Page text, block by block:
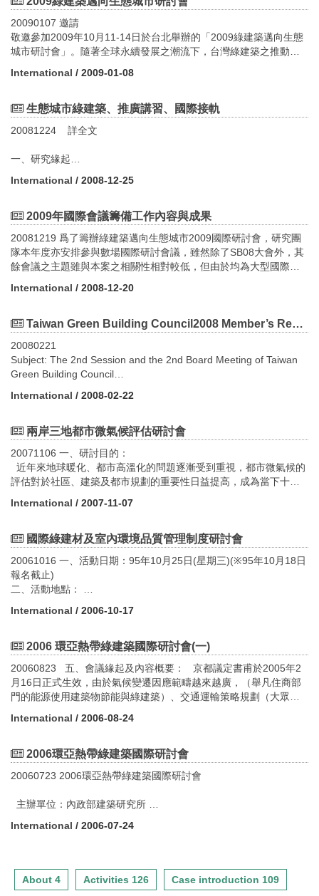
義大利成為歐洲第一個使用美國綠建築協會LEED評鑑制度的國
家。
http://www.edie.net/news/news_story.a ...
+green+building+standards
化和藝術的良好休閒環境，並整合現有的鶯歌陶瓷博物館、鶯歌老
街、三峽老街、鶯歌美麗核心家園徒步區、三鶯新生地景觀工程及
「三鶯藝術村」，擬以一種符合永續發展、綠建築和富有彈性的設
http://61.222.185.194/?FID=14&CID=101648
4.紐約第一高樓─帝國大廈，也將成為綠建築
http://content.usatoday.com/communiti ... ers-get-green-
retrofits/1
5. 邱鏡淳：竹縣將啟動綠色革命(99.5.25)
冰島火山大爆發、北二高發生走山事故，大自然正在反撲，有高達
低碳城市，並積極與工研院、清大、交大合作，爭取中央補助，配
合建國100年，規畫國際綠能智慧園區，從新竹縣開始啟動綠色革
命。
http://news.chinatimes.com/CMoney/News/News-Page-
臨時性小花園，可減少汙染、敦親睦鄰又美化景觀，業者覺得很值
得。
http://udn.com/NEWS/DOMESTIC/DOM4/5561499.shtml
4. 推綠建築 帶動資通訊成長
政府擬投入23億元經費，帶動54.04億投資，使整體綠建材每年產值
http://news.chinatimes.com/politics/
5. 民國99台灣久久-起厝一百年 環境的記憶 謙卑綠建築把厝還給大
台灣起厝一百年，歷經政治劇變、經濟崛起、文化交融、社會結構
翻新，住居環境已截然不同；然而，近年最熱門的趨勢，更直接回
http://news.chinatimes.com/focus/
6. 營建研究院發表「營建物價綠建材專刊」
「台灣營建研究院」今天發表「營建物價綠建材專刊」，由於目前
合理標準，導致相同的營建綠建材項目在不同單位的報價不盡相
http://news.chinatimes.com/CMoney/News/News-Page-
content/0,4993,130507+132010043001671,00.html
評估指標及建築技術等進行研討，冀期強化環境規劃專業者與公部
門政策執行者對於都市熱島退燒意識及觀念，進而提昇臺北市都市
生活環境品質，實現都市永續發展之目標。
透過財團法人台灣建築中心的協助，邀請加州柏克萊大學勞倫斯柏
研究團隊主持人Hashem Akbari教授、國際能源研究團隊主持人Tim,
Xu教授、日本東北大學(Tohoku University) Akashi Mochida教授以
及香港中文大學建築系鄒經宇教授等四位專家學者來台，演講介紹
學研各界先進互相交流心得成果，會中安排有大會專題演講
特地形限制、面臨之課題、都市熱島退燒技術、策略及臺北市都市
未來都市計畫之土地使用與改善都市熱島現況之決策參考。
現場提供英、日文口譯，讓與會人士與演講者易於相互交流。
二、指導單位
內政部營建署
臺北市政府
臺北市政府都市發展局
四、執行單位
財團法人台灣建築中心
黃文生經理 電話：(02)8667-6398分機118 E-mail：
李思賢工程師 電話：(02)8667-6398分機123 E-mail：
shien@tabc.org.tw
五、協辦單位
台北科技大學、成功大學、中華民國建築學會、中華民國建築師公
會全國聯合會、台灣冷凍空調學會、中華民國冷凍空調技師公會全
六、研討會時間
98年7月4日(星期六)
台大醫院國際會議中心401會議廳(臺北市中正區徐州路2號)
八、報名方式及預定報名名額
透過台灣建築中心研討會報名系統統一報名。完成報名登錄後，若
因故需取消報名者，敬請來電告知；電話：(02)8667-6398分機
123（李工程師）/118（黃經理）。
※報名網址為
http://www.cabc.org.tw/class/application/main.asp。
報名名額180人。
20090107 邀請
敬邀參加2009年10月11-14日於台北舉辦的「2009綠建築邁向生態
城市研討會」。隨著全球永續發展之潮流下，台灣綠建築之推動與
間-「安全、效率、舒適、便利」之跨領域需求，現階段台灣已建立
各國產、官、學界之表者與會分享因地制宜之「在地經驗」，並以
成果，提供作為環熱帶圈國家之永續環境教育基地及優良範例。期
待與各界人士的踴躍參與，相信研討會的成果將因各位更加豐碩。
研討會議題
研討會議題包括目前綠建築與生態城市相關的研究、發展議題、應
用方式、案例研究以及策略評估，分別如下︰
1.綠建築政策與方針
2.建築節能
4.建築減廢
6. 評估系統和工具
7. 生態技術與規劃理論
8. 教育訓練和執行策略
9. 永續都市再生與更新
10. 生態城市與其他相關議題 徵搞須知
摘要以不超過300個字為原則。
請於2009年3月15日前寄至會議執行助理廖霖梅小姐，郵件信箱：
gbtec.liao@gmail.com。 聯繫方式
關於會議資訊www.taiwangbc.org.tw
或聯繫廖霖梅小姐
傳真︰ +886 2 27376721
International / 2009-01-08
生態城市綠建築、推廣講習、國際接軌
20081224 詳全文
一、研究緣起
凡，已使台灣成為國際間執行永續建築政策的優等生，並且在國際
著UNEP、iiSBE、WGBC及CIB等國際組織，近年來陸續舉辦相關的
之觀念推廣、知識宣導及成果展示，更有效地進一步加以整合；96
年11月，由產、官、學、研組團參加WGBC位於美國芝加哥所舉辦
的年會中，以『Taiwan Goes Green』為主題發表3篇文章，更為台
灣創造特有之競爭力優勢，使國內的綠建築研究成果，進ㄧ步展現
綠建築繼續茁壯發展，且擴大至生態社區或生態城市，以達成國土
永續之目標，無論是對外國際接軌的工作，或是『生態城市綠建築
推動方案』之執行重點，相關工作均需持續辦理，故研擬本專案計
畫。 二、研究方法及過程
建築講習會，並為明年即將到來之國際研討會，進行辦理各項籌備
展協會之網站內容更新等，更將於98年於台灣持續舉辦針對以環亞
熱帶圈環境議題之國際研討會（Green Building Toward Eco-City
2009），並將積極邀請各國產、官、學界代表者（尤其為發展中或
環熱帶區之國家）與會分享其因地制宜之「在地經驗」，並以「在
地行動」展示台灣綠建築、生態社區發展之推動情形，及民間產業
界的研發、生產成果，強化全球分工之角色，突顯在地性、主體性
三、重要發現
1.經本研究充實既有網站平台與更新其架構與頁面後，除加強英文
介紹網頁、促進國際間之交流，充分利用網站無遠弗屆及即時之溝
通能力。
可使國外學者專家及一般人士了解台灣綠建築發展現況與需求，並
之預期目標。
3.本計畫辦理2008「生態城市綠建築講習會」，進行生態城市綠建
築推動方案簡介、都市氣候與社區微氣候評估與生態社區及綠建築
案例解說、以及安排參訪國內著名之優良綠建築與生態社區之案
例，已使與會學員充分理解國內綠建築及生態社區之發展現況。
4.本年度辦理之北、中、南三場綠建築講習活動，共計有637人次參
5.辦理2009國際研討會前期工作事項與聯繫，積極持續參與國際綠
建築組織團體，推廣台灣綠建築成果，且嘗試爭取國際組織年會於
建築相關政策之國際能見度。
與子題、舉辦時間與地點之議決，另將於協會網站刊登學術論文徵
建議一
持續辦理2009『生態城市綠建築推廣講習會』：立即可行建議
International / 2008-12-25
2009年國際會議籌備工作內容與成果
20081219 爲了籌辦綠建築邁向生態城市2009國際研討會，研究團
隊本年度亦安排參與數場國際研討會議，雖然除了SB08大會外，其
餘會議之主題雖與本案之相關性相對較低，但由於均為大型國際性
作事項，並於適當場合與時機，宣傳我國明年將舉辦之綠建築邁向
之研究成果及學術論文，有關研究團隊本年度參與之國際研討會議
International / 2008-12-20
Taiwan Green Building Council2008 Member’s Representative Congress
20080221
Subject: The 2nd Session and the 2nd Board Meeting of Taiwan
Green Building Council
Conclusion:
Publish the 4th and 5th edition of Green Building Magazine.
building organizations
（1）2008 World Green Building Council Congress (2/26~2/28
London-UK)
（2）SB08: World Sustainable Building Conference (9/21~9/25
（3）Vice Chairman Cheng as member of WGBC will attend the
establishment of the China Green Building Council and China
Green Building Expo (3/31~4/1 Beijing-China)
（4）U.S Green Building Council (USGBC) 2008 Greenbuild
International Conference and Expo (11/19~11/21 Boston-USA)
Building Council (2008~).
4. Promote Taiwan Green Building toward Eco-city Training
Courses and Seminars.
5. Organize Taiwan Green Building Visiting Program.
6. Implementation of project plan.
International / 2008-02-22
兩岸三地都市微氣候評估研討會
20071106 一、研討目的：
近年來地球暖化、都市高溫化的問題逐漸受到重視，都市微氣候的
評估對於社區、建築及都市規劃的重要性日益提高，成為當下十分
之限制以及滿足人類基本的健康與舒適之居住條件，因此為實踐提
環境、建築微氣候與都市氣候對人類居住環境品質的影響，以及探
特地邀集兩岸三地專家學者，而兩岸三地學者對於都市熱島、都市
微氣候、都市永續發展、戶外風環境、熱舒適性等主題相關之研究
論著頗豐，邀集有專業認知與技術之專家學者進行專題報告及研
討，以凝聚未來台灣地區都市微氣候評估之體系、方法及準則。
二、活動日期：
■ 台北場：民國96年12月6日， 09:00~17:00。
■ 台南場：民國96年12月7日， 08:30~17:00。
三、活動地點：
43 號)
四、研討對象：
■政府單位都市計劃發展規劃、工務、建管、消防機關人員、建築
修人員、都市計劃、土木、營建、建築、水土保持、水利、地質工
程、地震工程相關科系教授、學生及相關從業人員。
■透過台灣建築中心研討會報名系統，統一報名。
International / 2007-11-07
國際綠建材及室內環境品質管理制度研討會
20061016 一、活動日期：95年10月25日(星期三)(※95年10月18日
報名截止)
二、活動地點：
三段200號—大坪林捷運站三號出口）
三、研討對象：
建築師、建築設計、環工、環保、調等相關領域從業人員、室內裝
修等相關從業人員等。
四、主講議題：(依出場順序排列)
1. 環境友善建材評鑑制度/Dr. Eva Schmincke
3. 日本Sick House之診斷與改善制度/上堀秀和局長
4. 日本建築室內空氣品質管理制度與未來發展之趨勢/池田耕
一博士
五、研討費用：
2. 提供學生、政府單位及協辦單位優待費用800元（請於回傳
量100台借完為止。
六、報名方式：一律採網路報名
International / 2006-10-17
2006 環亞熱帶綠建築國際研討會(一)
20060823 五、會議緣起及內容概要： 京都議定書甫於2005年2
月16日正式生效，由於氣候變遷因應範疇越來越廣，（舉凡住商部
門的能源使用建築物節能與綠建築）、交通運輸策略規劃（大眾運
電）等各項與城市相關的議題，已經與溫室氣體排放減量密不可
的議題，召開「建築物節能 (eeBuildings)暨溫室氣體減量研討
司Mr. Don Anderson 及 Ms. Maria Chen等專家來台，簡介美國之
驗，進行分享與交流，並藉此提升我國環保部門及相關單位溫室氣
體減量策略規劃與執行之能力建構。
International / 2006-08-24
2006環亞熱帶綠建築國際研討會
20060723 2006環亞熱帶綠建築國際研討會
主辦單位：內政部建築研究所
聯絡人：台灣綠建築發展協會 許麗文02-86676398分機181
財團法人中華建築中心、台北市玻璃商業同業公會
International / 2006-07-24
About 4 Activities 126 Case introduction 109